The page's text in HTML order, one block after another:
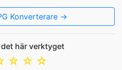
Konverterare →
här verktyget
☆
☆
☆